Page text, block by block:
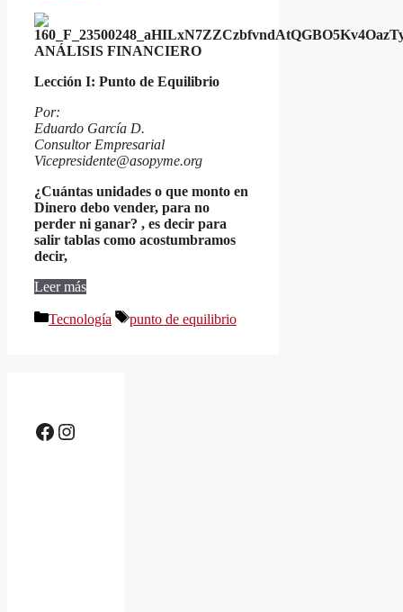
ANÁLISIS FINANCIERO
Lección I: Punto de Equilibrio
Por:
Eduardo García D.
Consultor Empresarial
Vicepresidente@asopyme.org
¿Cuántas unidades o que monto en
Dinero debo vender, para no
perder ni ganar? , es decir para
salir tablas como acostumbramos
decir,
Leer más
Categorías
Tecnología Etiquetas
punto de equilibrio
Facebook
Instagram